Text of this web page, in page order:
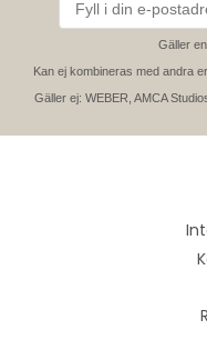
Gäller
Kan ej kombineras med andra
Gäller ej: WEBER, AMCA